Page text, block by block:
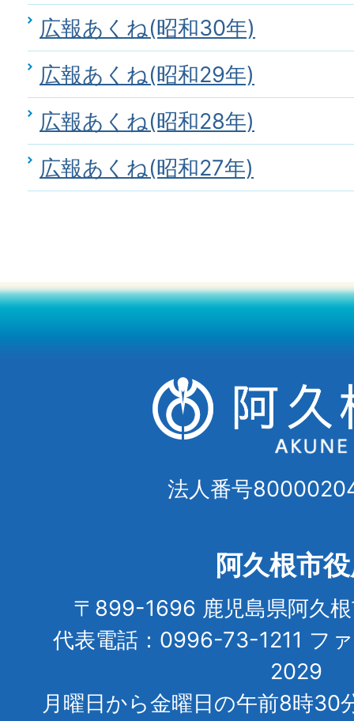
広報あくね(昭和30年)
広報あくね(昭和29年)
広報あくね(昭和28年)
広報あくね(昭和27年)
法人番号
阿久根市
〒899-1696 鹿児島県阿久
代表電話：0996-73-1211 フ
2029
月曜日から金曜日の午前8時30